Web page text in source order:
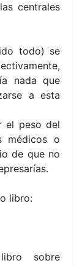
centrales
todo) se
nada que
a esta
el peso del
médicos o
de que no
libro:
sobre